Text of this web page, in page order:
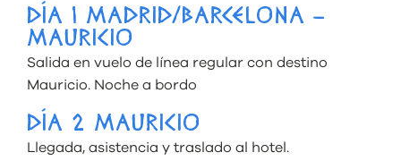
DÍA 1 MADRID/BARCELONA –
MAURICIO
Salida en vuelo de línea regular con destino
Mauricio. Noche a bordo
DÍA 2 MAURICIO
Llegada, asistencia y traslado al hotel.